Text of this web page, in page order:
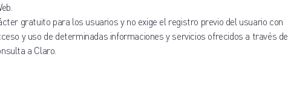
gratuito para los usuarios y no exige el registro previo del usuario con
y uso de determinadas informaciones y servicios ofrecidos a través de
a Claro.